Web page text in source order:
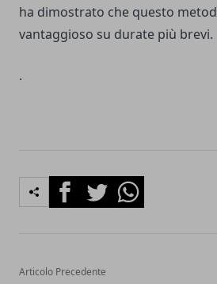
ha dimostrato che questo
vantaggioso su durate più brevi.
.
FacebookTwitterWhatsapp
Articolo Precedente